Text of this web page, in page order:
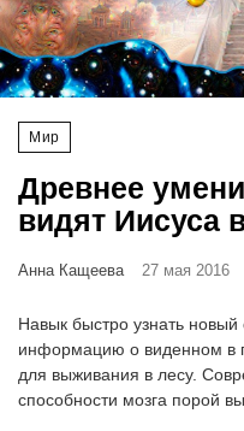
Мир
Древнее
видят Иисуса
Анна Кащеева 27 мая 2016
Навык быстро узнать новый
информацию о виденном в
для выживания в лесу.
способности мозга порой